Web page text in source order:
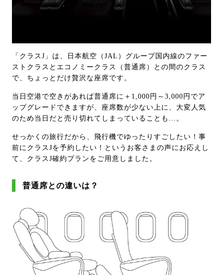
「クラスJ」は、日本航空（JAL）グループ国内線のファー
ストクラスとエコノミークラス（普通席）との間のクラス
で、ちょっとだけ贅沢な座席です。
当日空港で空きがあれば普通席に＋1,000円～3,000円でア
ップグレードできますが、座席数が少ない上に、大変人気
のため当日だと売り切れてしまっていることも…。
せっかくの旅行だから、飛行機でゆったりすごしたい！事
前にクラスJを予約したい！というお客さまの声にお応えし
て、クラスJ確約プランをご用意しました。
普通席との違いは？